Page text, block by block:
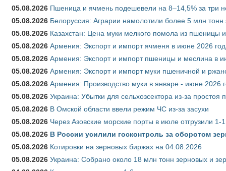
05.08.2026 Пшеница и ячмень подешевели на 8–14,5% за три
05.08.2026 Белоруссия: Аграрии намолотили более 5 млн тонн
05.08.2026 Казахстан: Цена муки мелкого помола из пшеницы
05.08.2026 Армения: Экспорт и импорт ячменя в июне 2026
05.08.2026 Армения: Экспорт и импорт пшеницы и меслина в
05.08.2026 Армения: Экспорт и импорт муки пшеничной и
05.08.2026 Армения: Производство муки в январе - июне 2026
05.08.2026 Украина: Убытки для сельхозсектора из-за простоя
05.08.2026 В Омской области ввели режим ЧС из-за засухи
05.08.2026 Через Азовские морские порты в июле отгрузили
05.08.2026 В России усилили госконтроль за оборотом
05.08.2026 Котировки на зерновых биржах на 04.08.2026
05.08.2026 Украина: Собрано около 18 млн тонн зерновых и